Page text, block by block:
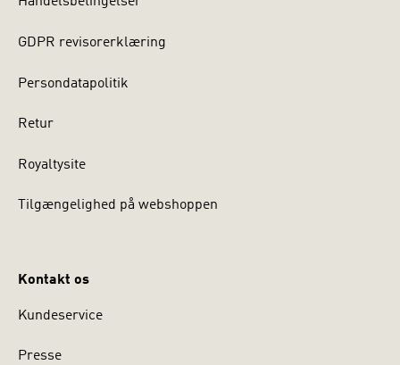
GDPR revisorerklæring
Persondatapolitik
Retur
Royaltysite
Tilgængelighed på webshoppen
Kontakt os
Kundeservice
Presse